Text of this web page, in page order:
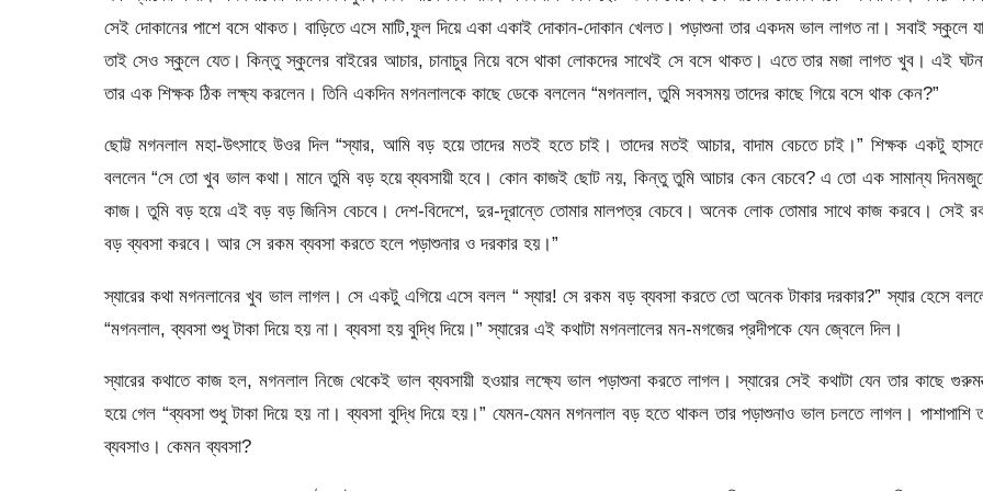
সেই দোকানের পাশে বসে থাকত। বাড়িতে এসে মাটি,ফুল দিয়ে একা একাই দোকান-দোকান খেলত। পড়াশুনা তার একদম ভাল লাগত না। সবাই স্কুলে
তাই সেও স্কুলে যেত। কিন্তু স্কুলের বাইরের আচার, চানাচুর নিয়ে বসে থাকা লোকদের সাথেই সে বসে থাকত। এতে তার মজা লাগত খুব। এই
তার এক শিক্ষক ঠিক লক্ষ্য করলেন। তিনি একদিন মগনলালকে কাছে ডেকে বললেন “মগনলাল, তুমি সবসময় তাদের কাছে গিয়ে বসে থাক কেন?”
ছোট্ট মগনলাল মহা-উৎসাহে উওর দিল “স্যার, আমি বড় হয়ে তাদের মতই হতে চাই। তাদের মতই আচার, বাদাম বেচতে চাই।” শিক্ষক একটু
বললেন “সে তো খুব ভাল কথা। মানে তুমি বড় হয়ে ব্যবসায়ী হবে। কোন কাজই ছোট নয়, কিন্তু তুমি আচার কেন বেচবে? এ তো এক সামান্য
কাজ। তুমি বড় হয়ে এই বড় বড় জিনিস বেচবে। দেশ-বিদেশে, দুর-দূরান্তে তোমার মালপত্র বেচবে। অনেক লোক তোমার সাথে কাজ করবে। সেই
বড় ব্যবসা করবে। আর সে রকম ব্যবসা করতে হলে পড়াশুনার ও দরকার হয়।”
স্যারের কথা মগনলানের খুব ভাল লাগল। সে একটু এগিয়ে এসে বলল “ স্যার! সে রকম বড় ব্যবসা করতে তো অনেক টাকার দরকার?” স্যার হেসে
“মগনলাল, ব্যবসা শুধু টাকা দিয়ে হয় না। ব্যবসা হয় বুদ্ধি দিয়ে।” স্যারের এই কথাটা মগনলালের মন-মগজের প্রদীপকে যেন জ্বেলে দিল।
স্যারের কথাতে কাজ হল, মগনলাল নিজে থেকেই ভাল ব্যবসায়ী হওয়ার লক্ষ্যে ভাল পড়াশুনা করতে লাগল। স্যারের সেই কথাটা যেন তার কাছে
হয়ে গেল “ব্যবসা শুধু টাকা দিয়ে হয় না। ব্যবসা বুদ্ধি দিয়ে হয়।” যেমন-যেমন মগনলাল বড় হতে থাকল তার পড়াশুনাও ভাল চলতে লাগল। পাশাপাশি
ব্যবসাও। কেমন ব্যবসা?